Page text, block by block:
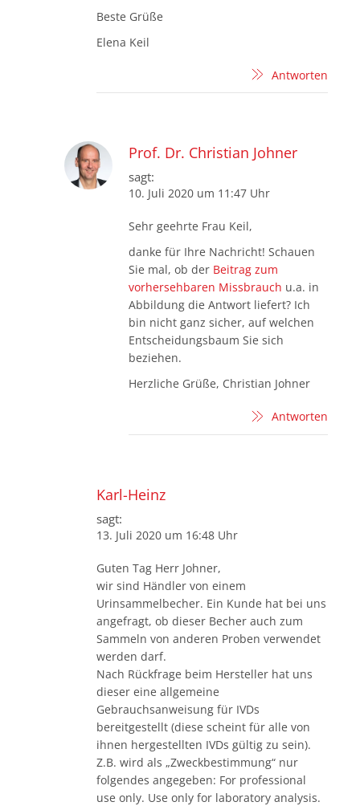
Beste Grüße
Elena Keil
Antworten
Prof. Dr. Christian Johner
sagt:
10. Juli 2020 um 11:47 Uhr
Sehr geehrte Frau Keil,
danke für Ihre Nachricht! Schauen
Sie mal, ob der Beitrag zum
vorhersehbaren Missbrauch u.a. in
Abbildung die Antwort liefert? Ich
bin nicht ganz sicher, auf welchen
Entscheidungsbaum Sie sich
beziehen.
Herzliche Grüße, Christian Johner
Antworten
Karl-Heinz
sagt:
13. Juli 2020 um 16:48 Uhr
Guten Tag Herr Johner,
wir sind Händler von einem
Urinsammelbecher. Ein Kunde hat bei uns
angefragt, ob dieser Becher auch zum
Sammeln von anderen Proben verwendet
werden darf.
Nach Rückfrage beim Hersteller hat uns
dieser eine allgemeine
Gebrauchsanweisung für IVDs
bereitgestellt (diese scheint für alle von
ihnen hergestellten IVDs gültig zu sein).
Z.B. wird als „Zweckbestimmung“ nur
folgendes angegeben: For professional
use only. Use only for laboratory analysis.